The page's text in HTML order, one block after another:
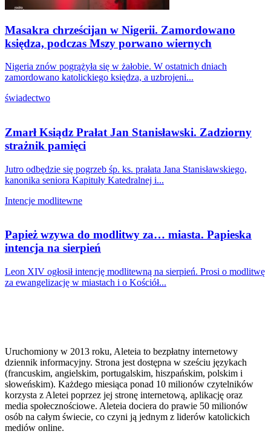
Masakra chrześcijan w Nigerii. Zamordowano
księdza, podczas Mszy porwano wiernych
Nigeria znów pogrążyła się w żałobie. W ostatnich dniach
zamordowano katolickiego księdza, a uzbrojeni...
świadectwo
Zmarł Ksiądz Prałat Jan Stanisławski. Zadziorny
strażnik pamięci
Jutro odbędzie się pogrzeb śp. ks. prałata Jana Stanisławskiego,
kanonika seniora Kapituły Katedralnej i...
Intencje modlitewne
Papież wzywa do modlitwy za… miasta. Papieska
intencja na sierpień
Leon XIV ogłosił intencję modlitewną na sierpień. Prosi o modlitwę
za ewangelizację w miastach i o Kościół...
Uruchomiony w 2013 roku, Aleteia to bezpłatny internetowy
dziennik informacyjny. Strona jest dostępna w sześciu językach
(francuskim, angielskim, portugalskim, hiszpańskim, polskim i
słoweńskim). Każdego miesiąca ponad 10 milionów czytelników
korzysta z Aletei poprzez jej stronę internetową, aplikację oraz
media społecznościowe. Aleteia dociera do prawie 50 milionów
osób na całym świecie, co czyni ją jednym z liderów katolickich
mediów online.